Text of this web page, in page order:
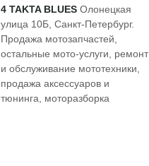
4 TAKTA BLUES Олонецкая
улица 10Б, Санкт-Петербург.
Продажа мотозапчастей,
остальные мото-услуги, ремонт
и обслуживание мототехники,
продажа аксессуаров и
тюнинга, моторазборка